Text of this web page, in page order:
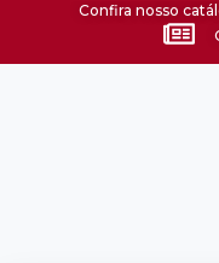
Confira nosso